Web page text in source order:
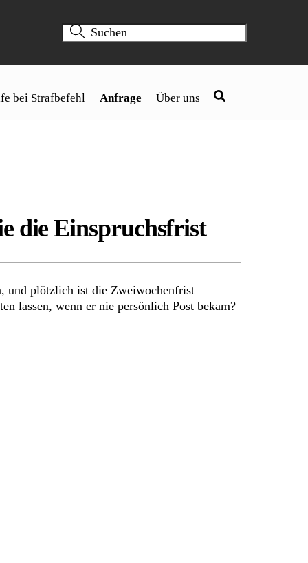
bei Strafbefehl Anfrage Über uns
die Einspruchsfrist
und plötzlich ist die Zweiwochenfrist
lassen, wenn er nie persönlich Post bekam?